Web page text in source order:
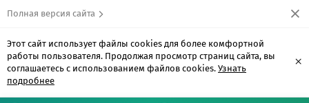
Полная версия сайта
Этот сайт использует файлы cookies для более комфортной
работы пользователя. Продолжая просмотр страниц сайта, вы
соглашаетесь с использованием файлов cookies. Узнать
подробнее
×